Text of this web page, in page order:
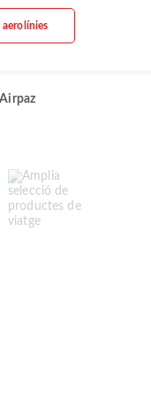
aerolínies